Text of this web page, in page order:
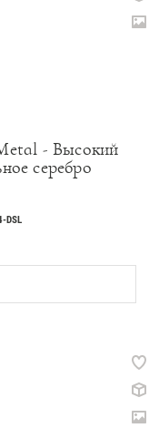
- Высокий
серебро
DSL